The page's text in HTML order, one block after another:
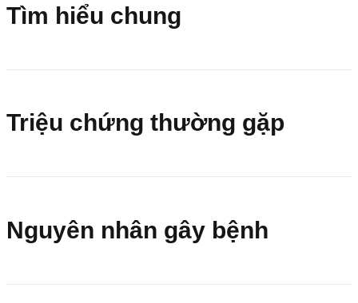
Tìm hiểu chung
Triệu chứng thường gặp
Nguyên nhân gây bệnh